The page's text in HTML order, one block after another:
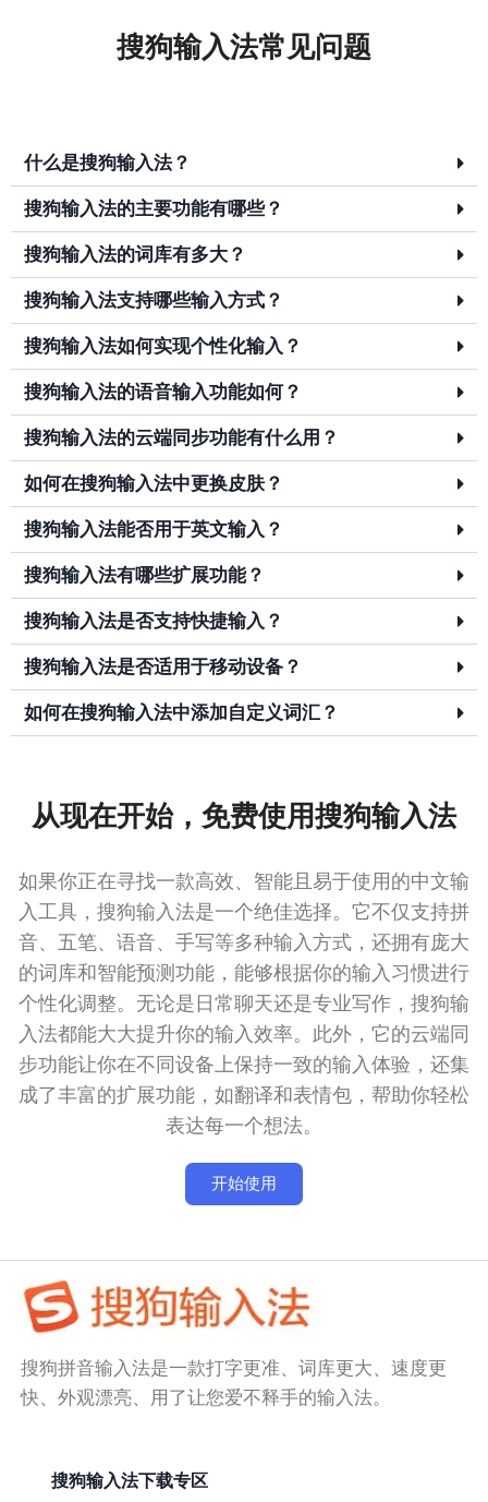
搜狗输入法常见问题
什么是搜狗输入法？
搜狗输入法的主要功能有哪些？
搜狗输入法的词库有多大？
搜狗输入法支持哪些输入方式？
搜狗输入法如何实现个性化输入？
搜狗输入法的语音输入功能如何？
搜狗输入法的云端同步功能有什么用？
如何在搜狗输入法中更换皮肤？
搜狗输入法能否用于英文输入？
搜狗输入法有哪些扩展功能？
搜狗输入法是否支持快捷输入？
搜狗输入法是否适用于移动设备？
如何在搜狗输入法中添加自定义词汇？
从现在开始，免费使用搜狗输入法
如果你正在寻找一款高效、智能且易于使用的中文输
入工具，搜狗输入法是一个绝佳选择。它不仅支持拼
音、五笔、语音、手写等多种输入方式，还拥有庞大
的词库和智能预测功能，能够根据你的输入习惯进行
个性化调整。无论是日常聊天还是专业写作，搜狗输
入法都能大大提升你的输入效率。此外，它的云端同
步功能让你在不同设备上保持一致的输入体验，还集
成了丰富的扩展功能，如翻译和表情包，帮助你轻松
表达每一个想法。
开始使用
搜狗拼音输入法是一款打字更准、词库更大、速度更
快、外观漂亮、用了让您爱不释手的输入法。
搜狗输入法下载专区